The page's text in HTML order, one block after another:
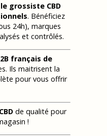
le grossiste CBD
. Bénéficiez
24h), marques
et contrôlés.
français de
Ils maitrisent la
pour vous offrir
de qualité pour
!